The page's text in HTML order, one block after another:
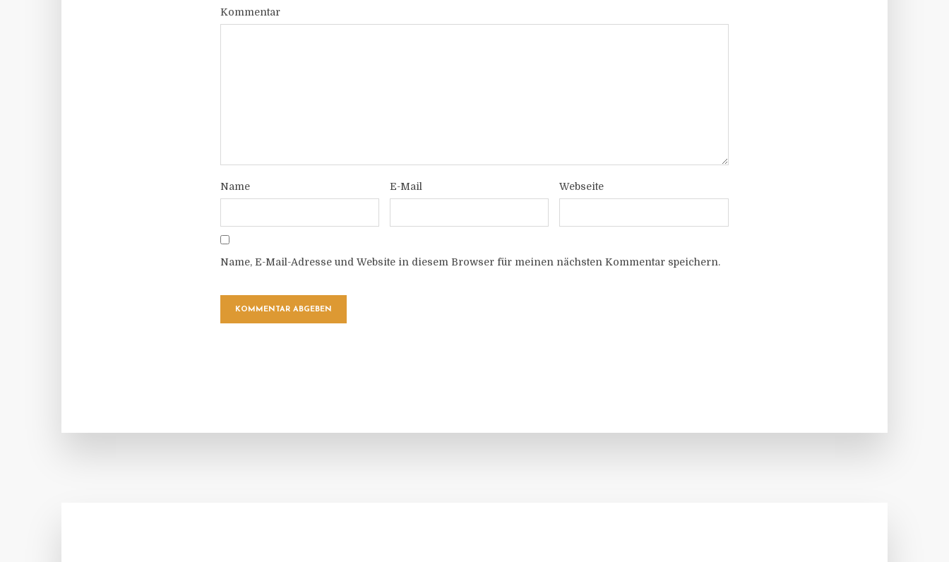
Kommentar
Name E-Mail Webseite
Name, E-Mail-Adresse und Website in diesem Browser für meinen nächsten Kommentar speichern.